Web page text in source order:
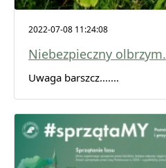
2022-07-08 11:24:08
Niebezpieczny olbrzym.
Uwaga barszcz.......